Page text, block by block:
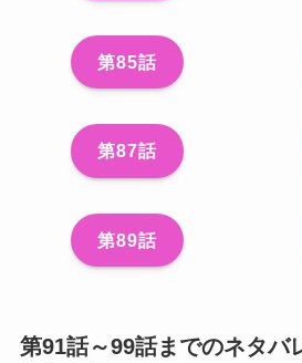
第85話
第87話
第89話
第91話～99話までのネタバ